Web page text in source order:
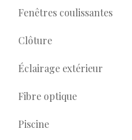
Fenêtres coulissantes
Clôture
Éclairage extérieur
Fibre optique
Piscine